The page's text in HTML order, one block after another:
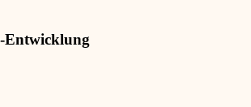
Entwicklung